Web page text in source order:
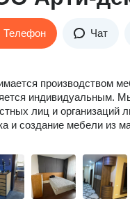
Телефон Чат
производством
индивидуальным.
лиц и организаций
и создание мебели из